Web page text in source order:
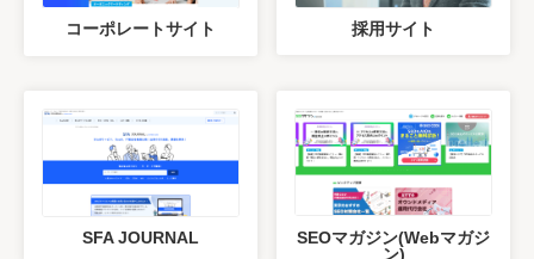
コーポレートサイト 採用サイト
SFA JOURNAL
SEOマガジン(Webマガジ
ン)